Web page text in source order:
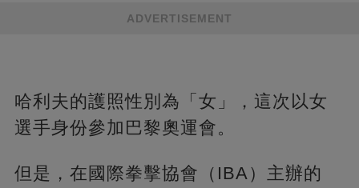
ADVERTISEMENT
哈利夫的護照性別為「女」，這次以女
選手身份參加巴黎奧運會。
但是，在國際拳擊協會（IBA）主辦的